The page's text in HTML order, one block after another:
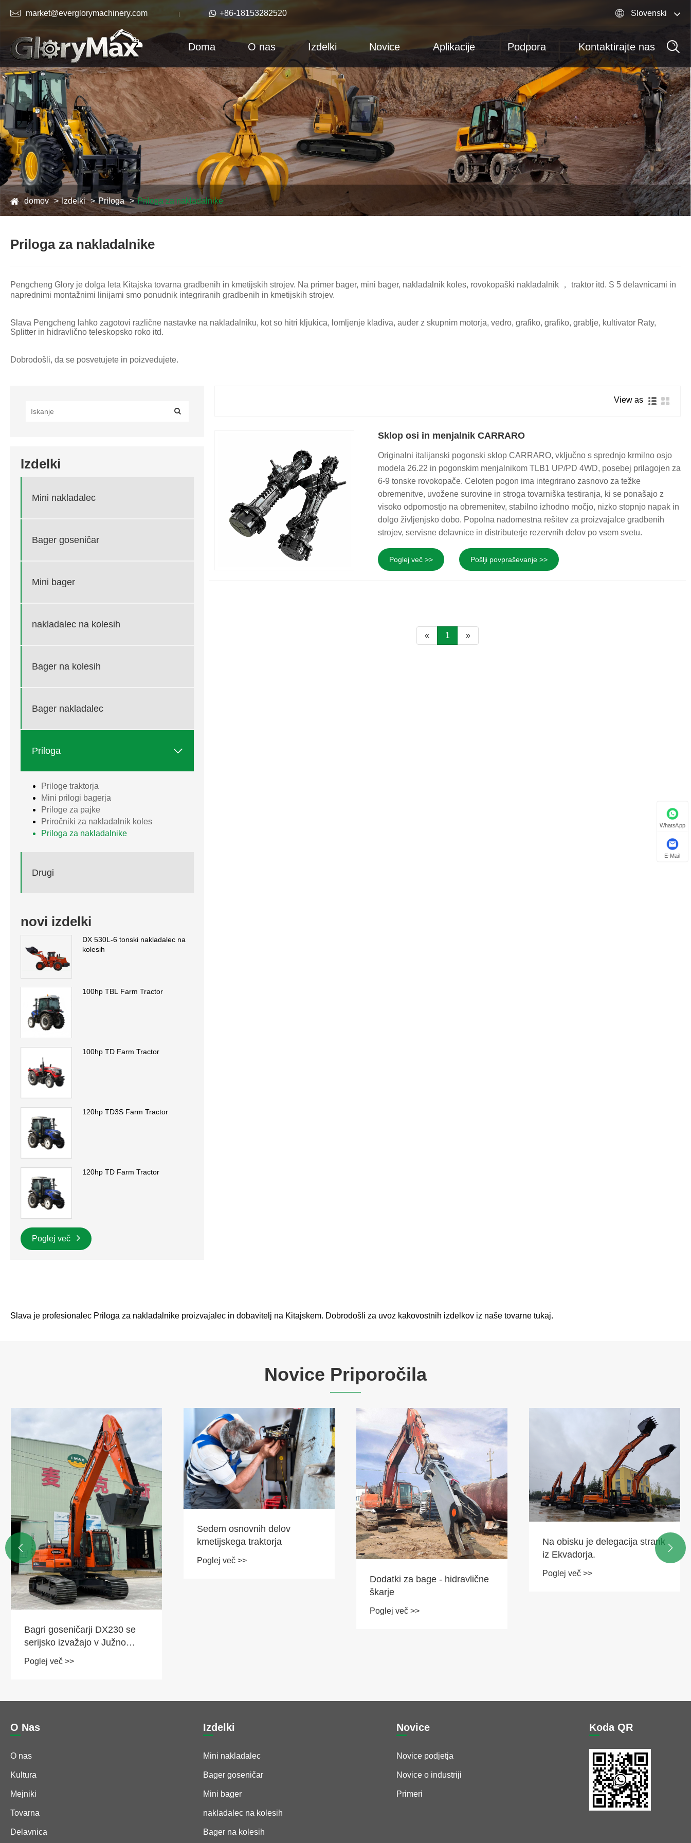
 market@everglorymachinery.com +86-18153282520  Slovenski
Doma O nas Izdelki Novice Aplikacije Podpora Kontaktirajte nas
domov Izdelki Priloga Priloga za nakladalnike
Priloga za nakladalnike
Pengcheng Glory je dolga leta Kitajska tovarna gradbenih in kmetijskih strojev. Na primer bager, mini bager, nakladalnik koles, rovokopaški nakladalnik ， traktor itd. S 5 delavnicami in
naprednimi montažnimi linijami smo ponudnik integriranih gradbenih in kmetijskih strojev.
Slava Pengcheng lahko zagotovi različne nastavke na nakladalniku, kot so hitri kljukica, lomljenje kladiva, auder z skupnim motorja, vedro, grafiko, grafiko, grablje, kultivator Raty,
Splitter in hidravlično teleskopsko roko itd.
Dobrodošli, da se posvetujete in poizvedujete.
Izdelki
Mini nakladalec
Bager goseničar
Mini bager
nakladalec na kolesih
Bager na kolesih
Bager nakladalec
Priloga 
Priloge traktorja
Mini prilogi bagerja
Priloge za pajke
Priročniki za nakladalnik koles
Priloga za nakladalnike
Drugi
novi izdelki
DX 530L-6 tonski nakladalec na
kolesih
100hp TBL Farm Tractor
100hp TD Farm Tractor
120hp TD3S Farm Tractor
120hp TD Farm Tractor
Poglej več
View as
Sklop osi in menjalnik CARRARO
Originalni italijanski pogonski sklop CARRARO, vključno s sprednjo krmilno osjo
modela 26.22 in pogonskim menjalnikom TLB1 UP/PD 4WD, posebej prilagojen za
6-9 tonske rovokopače. Celoten pogon ima integrirano zasnovo za težke
obremenitve, uvožene surovine in stroga tovarniška testiranja, ki se ponašajo z
visoko odpornostjo na obremenitev, stabilno izhodno močjo, nizko stopnjo napak in
dolgo življenjsko dobo. Popolna nadomestna rešitev za proizvajalce gradbenih
strojev, servisne delavnice in distributerje rezervnih delov po vsem svetu.
Poglej več >> Pošlji povpraševanje >>
« 1 »
Slava je profesionalec Priloga za nakladalnike proizvajalec in dobavitelj na Kitajskem. Dobrodošli za uvoz kakovostnih izdelkov iz naše tovarne tukaj.
Novice Priporočila
Bagri goseničarji DX230 se
serijsko izvažajo v Južno
Ameriko
Poglej več >>
Sedem osnovnih delov
kmetijskega traktorja
Poglej več >>
Dodatki za bage - hidravlične
škarje
Poglej več >>
Na obisku je delegacija strank
iz Ekvadorja.
Poglej več >>
 
O Nas
O nas
Kultura
Mejniki
Tovarna
Delavnica
Izdelki
Mini nakladalec
Bager goseničar
Mini bager
nakladalec na kolesih
Bager na kolesih
Novice
Novice podjetja
Novice o industriji
Primeri
Koda QR
WhatsApp
E-Mail